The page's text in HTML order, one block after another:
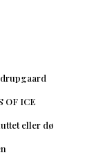
OF ICE
eller dø